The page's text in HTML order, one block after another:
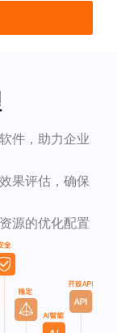
件，助力企业
果评估，确保
源的优化配置